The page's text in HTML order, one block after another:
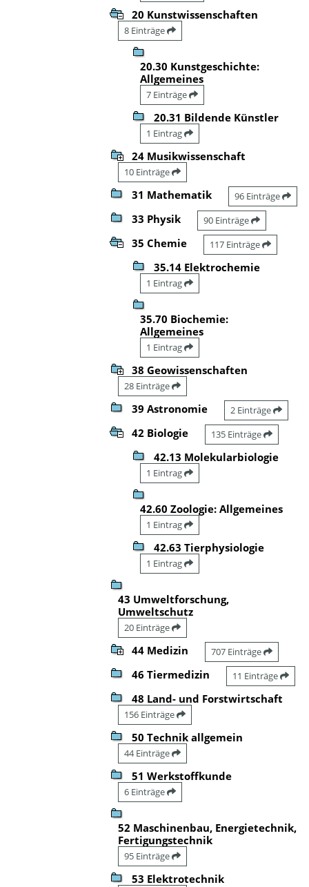
20 Kunstwissenschaften
8 Einträge
20.30 Kunstgeschichte:
Allgemeines
7 Einträge
20.31 Bildende Künstler
1 Eintrag
24 Musikwissenschaft
10 Einträge
31 Mathematik 96 Einträge
33 Physik 90 Einträge
35 Chemie 117 Einträge
35.14 Elektrochemie
1 Eintrag
35.70 Biochemie:
Allgemeines
1 Eintrag
38 Geowissenschaften
28 Einträge
39 Astronomie 2 Einträge
42 Biologie 135 Einträge
42.13 Molekularbiologie
1 Eintrag
42.60 Zoologie: Allgemeines
1 Eintrag
42.63 Tierphysiologie
1 Eintrag
43 Umweltforschung,
Umweltschutz
20 Einträge
44 Medizin 707 Einträge
46 Tiermedizin 11 Einträge
48 Land- und Forstwirtschaft
156 Einträge
50 Technik allgemein
44 Einträge
51 Werkstoffkunde
6 Einträge
52 Maschinenbau, Energietechnik,
Fertigungstechnik
95 Einträge
53 Elektrotechnik